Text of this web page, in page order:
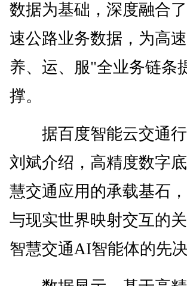
数据为基础，深度融合
速公路业务数据，为高
养、运、服"全业务链条
撑。
据百度智能云交通行
刘斌介绍，高精度数字
慧交通应用的承载基石
与现实世界映射交互的
智慧交通AI智能体的先决